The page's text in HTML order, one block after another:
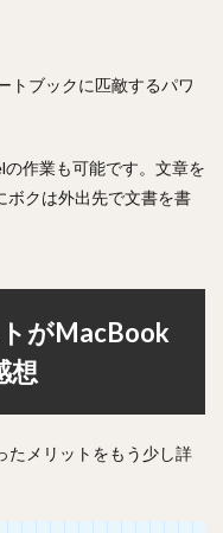
トブックに匹敵するパワ
作業も可能です。文章を
ボクは外出先で文書を書
がMacBook
想
たメリットをもう少し詳